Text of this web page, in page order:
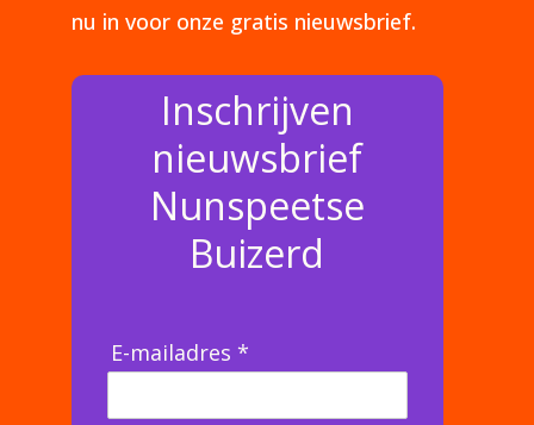
nu in voor onze gratis nieuwsbrief.
Inschrijven
nieuwsbrief
Nunspeetse
Buizerd
E-mailadres *